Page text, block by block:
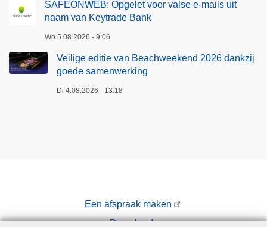
SAFEONWEB: Opgelet voor valse e-mails uit
naam van Keytrade Bank
Wo 5.08.2026 - 9:06
Veilige editie van Beachweekend 2026 dankzij
goede samenwerking
Di 4.08.2026 - 13:18
Een afspraak maken
Downloads